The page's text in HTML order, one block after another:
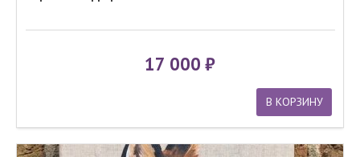
17 000
В КОРЗИНУ